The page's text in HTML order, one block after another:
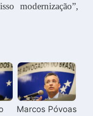
modernização”,
Marcos Póvoas